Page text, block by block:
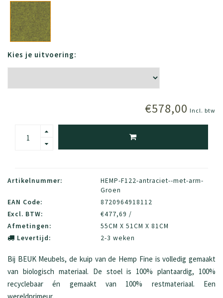
Kies je uitvoering:
€578,00 Incl. btw
Artikelnummer:
HEMP-F122-antraciet--met-arm-
Groen
EAN Code:
8720964918112
Excl. BTW:
€477,69 /
Afmetingen:
55CM X 51CM X 81CM
Levertijd:
2-3 weken
Bij BEUK Meubels, de kuip van de Hemp Fine is volledig gemaakt
van biologisch materiaal. De stoel is 100% plantaardig, 100%
recyclebaar én gemaakt van 100% restmateriaal. Een